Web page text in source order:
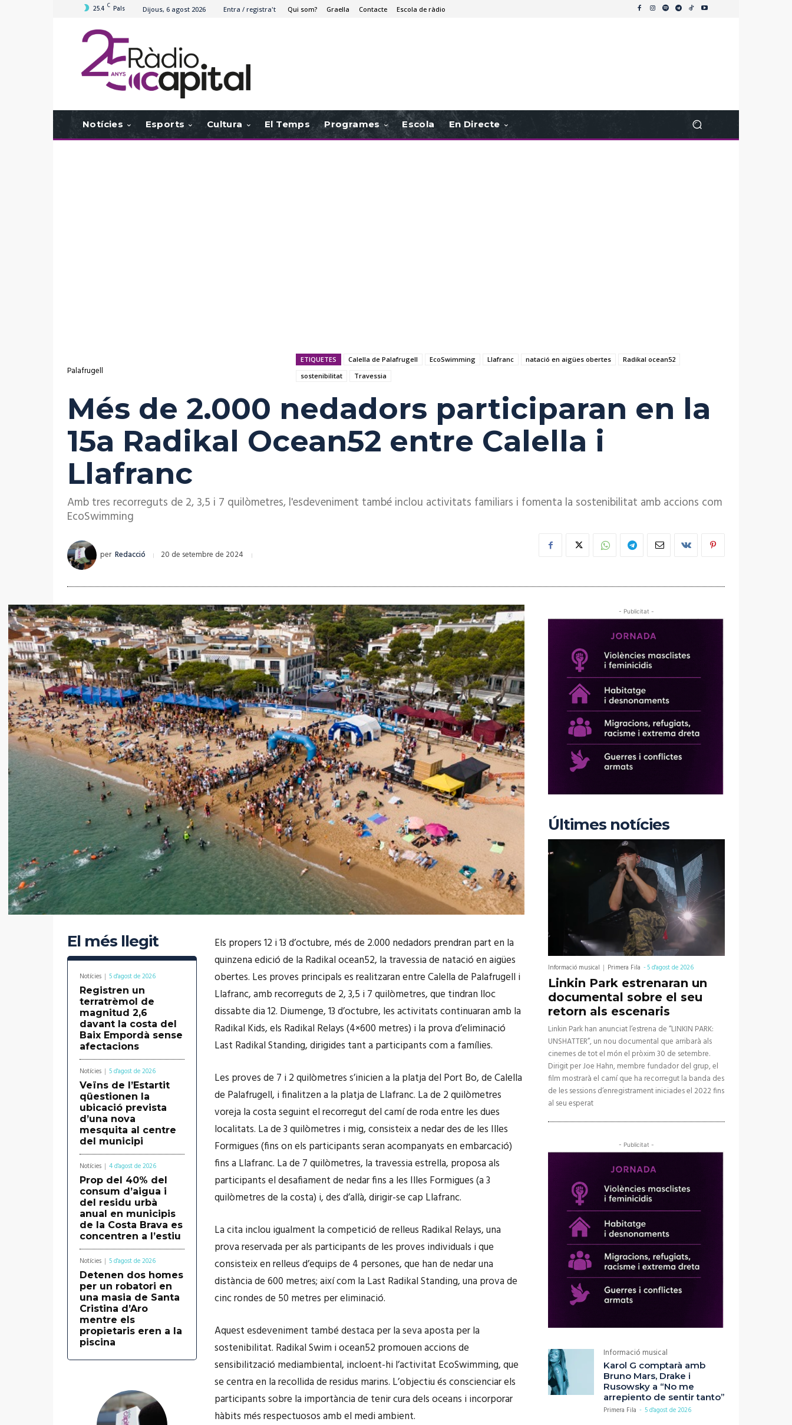
25.4 C Pals Dijous, 6 agost 2026 Entra / registra't Qui som? Graella Contacte Escola de ràdio
Notícies Esports Cultura El Temps Programes Escola En Directe
Palafrugell
ETIQUETES Calella de Palafrugell EcoSwimming Llafranc natació en aigües obertes
Radikal ocean52
sostenibilitat
Travessia
Més de 2.000 nedadors participaran en la
15a Radikal Ocean52 entre Calella i
Llafranc
Amb tres recorreguts de 2, 3,5 i 7 quilòmetres, l'esdeveniment també inclou activitats familiars i fomenta la sostenibilitat amb accions com
EcoSwimming
per Redacció 20 de setembre de 2024
El més llegit
Notícies 5 d'agost de 2026
Registren un
terratrèmol de
magnitud 2,6
davant la costa del
Baix Empordà sense
afectacions
Notícies 5 d'agost de 2026
Veïns de l’Estartit
qüestionen la
ubicació prevista
d’una nova
mesquita al centre
del municipi
Notícies 4 d'agost de 2026
Prop del 40% del
consum d’aigua i
del residu urbà
anual en municipis
de la Costa Brava es
concentren a l’estiu
Notícies 5 d'agost de 2026
Detenen dos homes
per un robatori en
una masia de Santa
Cristina d’Aro
mentre els
propietaris eren a la
piscina
Els propers 12 i 13 d’octubre, més de 2.000 nedadors prendran part en la
quinzena edició de la Radikal ocean52, la travessia de natació en aigües
obertes. Les proves principals es realitzaran entre Calella de Palafrugell i
Llafranc, amb recorreguts de 2, 3,5 i 7 quilòmetres, que tindran lloc
dissabte dia 12. Diumenge, 13 d’octubre, les activitats continuaran amb la
Radikal Kids, els Radikal Relays (4×600 metres) i la prova d’eliminació
Last Radikal Standing, dirigides tant a participants com a famílies.
Les proves de 7 i 2 quilòmetres s’inicien a la platja del Port Bo, de Calella
de Palafrugell, i finalitzen a la platja de Llafranc. La de 2 quilòmetres
voreja la costa seguint el recorregut del camí de roda entre les dues
localitats. La de 3 quilòmetres i mig, consisteix a nedar des de les Illes
Formigues (fins on els participants seran acompanyats en embarcació)
fins a Llafranc. La de 7 quilòmetres, la travessia estrella, proposa als
participants el desafiament de nedar fins a les Illes Formigues (a 3
quilòmetres de la costa) i, des d’allà, dirigir-se cap Llafranc.
La cita inclou igualment la competició de relleus Radikal Relays, una
prova reservada per als participants de les proves individuals i que
consisteix en relleus d’equips de 4 persones, que han de nedar una
distància de 600 metres; així com la Last Radikal Standing, una prova de
cinc rondes de 50 metres per eliminació.
Aquest esdeveniment també destaca per la seva aposta per la
sostenibilitat. Radikal Swim i ocean52 promouen accions de
sensibilització mediambiental, incloent-hi l’activitat EcoSwimming, que
se centra en la recollida de residus marins. L’objectiu és conscienciar els
participants sobre la importància de tenir cura dels oceans i incorporar
hàbits més respectuosos amb el medi ambient.
- Publicitat -
Últimes notícies
Informació musical Primera Fila -5 d'agost de 2026
Linkin Park estrenaran un
documental sobre el seu
retorn als escenaris
Linkin Park han anunciat l’estrena de “LINKIN PARK:
UNSHATTER”, un nou documental que arribarà als
cinemes de tot el món el pròxim 30 de setembre.
Dirigit per Joe Hahn, membre fundador del grup, el
film mostrarà el camí que ha recorregut la banda des
de les sessions d’enregistrament iniciades el 2022 fins
al seu esperat
- Publicitat -
Informació musical
Karol G comptarà amb
Bruno Mars, Drake i
Rusowsky a “No me
arrepiento de sentir tanto”
Primera Fila - 5 d'agost de 2026